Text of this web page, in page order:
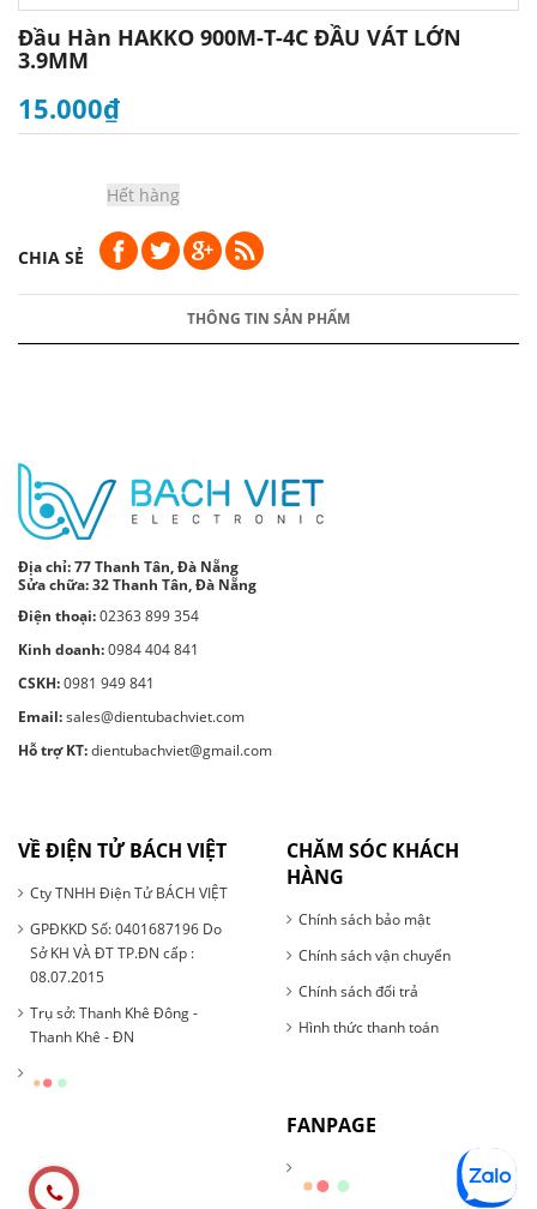
Đầu Hàn HAKKO 900M-T-4C ĐẦU VÁT LỚN
3.9MM
15.000₫
Hết hàng
CHIA SẺ
THÔNG TIN SẢN PHẨM
Địa chỉ:77 Thanh Tân, Đà Nẵng
Sửa chữa: 32 Thanh Tân, Đà Nẵng
Điện thoại:02363 899 354
Kinh doanh:0984 404 841
CSKH:0981 949 841
Email:sales@dientubachviet.com
Hỗ trợ KT:dientubachviet@gmail.com
VỀ ĐIỆN TỬ BÁCH VIỆT
Cty TNHH Điện Tử BÁCH VIỆT
GPĐKKD Số: 0401687196 Do
Sở KH VÀ ĐT TP.ĐN cấp :
08.07.2015
Trụ sở: Thanh Khê Đông -
Thanh Khê - ĐN
CHĂM SÓC KHÁCH
HÀNG
Chính sách bảo mật
Chính sách vận chuyển
Chính sách đổi trả
Hình thức thanh toán
FANPAGE